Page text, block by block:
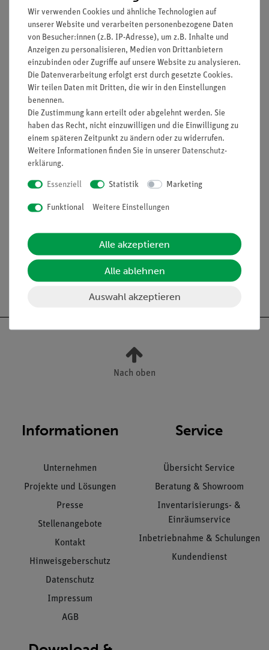
Isomerengemisch, 100
ml
6,50 €
Isomerengemisch, 250
ml
9,20 €
Artikel-Nr.:CHE-881408111
Tetranatriumsalz, 1 g
25,90 €
Artikel-Nr.:
Chemikalien-Satz für
Kantenabsorption, 1
Satz
1.090,50 €
Nach oben
Informationen
Unternehmen
Projekte und Lösungen
Presse
Stellenangebote
Kontakt
Hinweisgeberschutz
Datenschutz
Impressum
AGB
Service
Übersicht Service
Beratung & Showroom
Inventarisierungs- &
Einräumservice
Inbetriebnahme & Schulungen
Kundendienst
Wir verwenden Cookies und ähnliche Technologien auf
unserer Website und verarbeiten personenbezogene Daten
von Besucher:innen (z.B. IP-Adresse), um z.B. Inhalte und
Anzeigen zu personalisieren, Medien von Drittanbietern
einzubinden oder Zugriffe auf unsere Website zu analysieren.
Die Datenverarbeitung erfolgt erst durch gesetzte Cookies.
Wir teilen Daten mit Dritten, die wir in den Einstellungen
benennen.
Die Zustimmung kann erteilt oder abgelehnt werden. Sie
haben das Recht, nicht einzuwilligen und die Einwilligung zu
einem späteren Zeitpunkt zu ändern oder zu widerrufen.
Weitere Informationen finden Sie in unserer Daten­schutz­
erklärung.
Essenziell Statistik Marketing
Funktional Weitere Einstellungen
Alle akzeptieren
Alle ablehnen
Auswahl akzeptieren